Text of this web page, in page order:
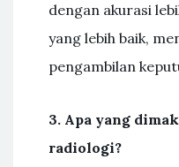
dengan akurasi
yang lebih baik,
pengambilan
3. Apa yang
radiologi?